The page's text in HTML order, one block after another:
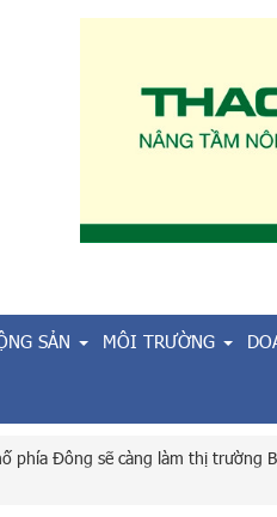
SẢN MÔI TRƯỜNG
phía Đông sẽ càng làm thị trường